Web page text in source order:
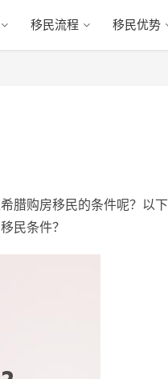
移民流程 移民优势
腊购房移民的条件呢？以
民条件？